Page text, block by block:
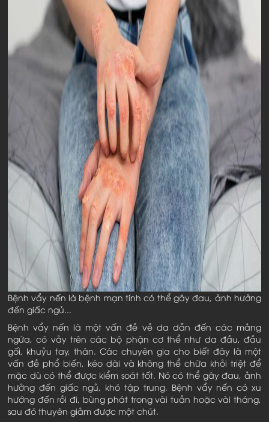
Bệnh vẩy nến là bệnh mạn tính có thể gây đau, ảnh hưởng
đến giấc ngủ...
Bệnh vẩy nến là một vấn đề về da dẫn đến các mảng
ngứa, có vảy trên các bộ phận cơ thể như da đầu, đầu
gối, khuỷu tay, thân. Các chuyên gia cho biết đây là một
vấn đề phổ biến, kéo dài và không thể chữa khỏi triệt để
mặc dù có thể được kiểm soát tốt. Nó có thể gây đau, ảnh
hưởng đến giấc ngủ, khó tập trung. Bệnh vẩy nến có xu
hướng đến rồi đi, bùng phát trong vài tuần hoặc vài tháng,
sau đó thuyên giảm được một chút.